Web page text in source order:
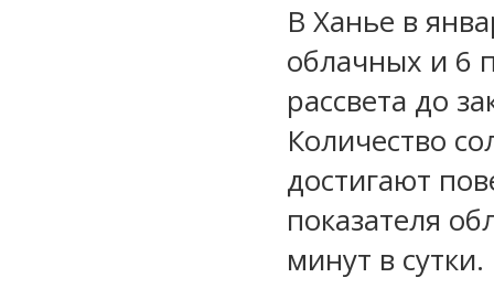
В Ханье в
облачных и 6
рассвета до
Количество
достигают
показателя
минут в сутки.